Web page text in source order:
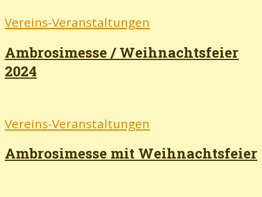
Vereins-Veranstaltungen
Ambrosimesse / Weihnachtsfeier
2024
Vereins-Veranstaltungen
Ambrosimesse mit Weihnachtsfeier